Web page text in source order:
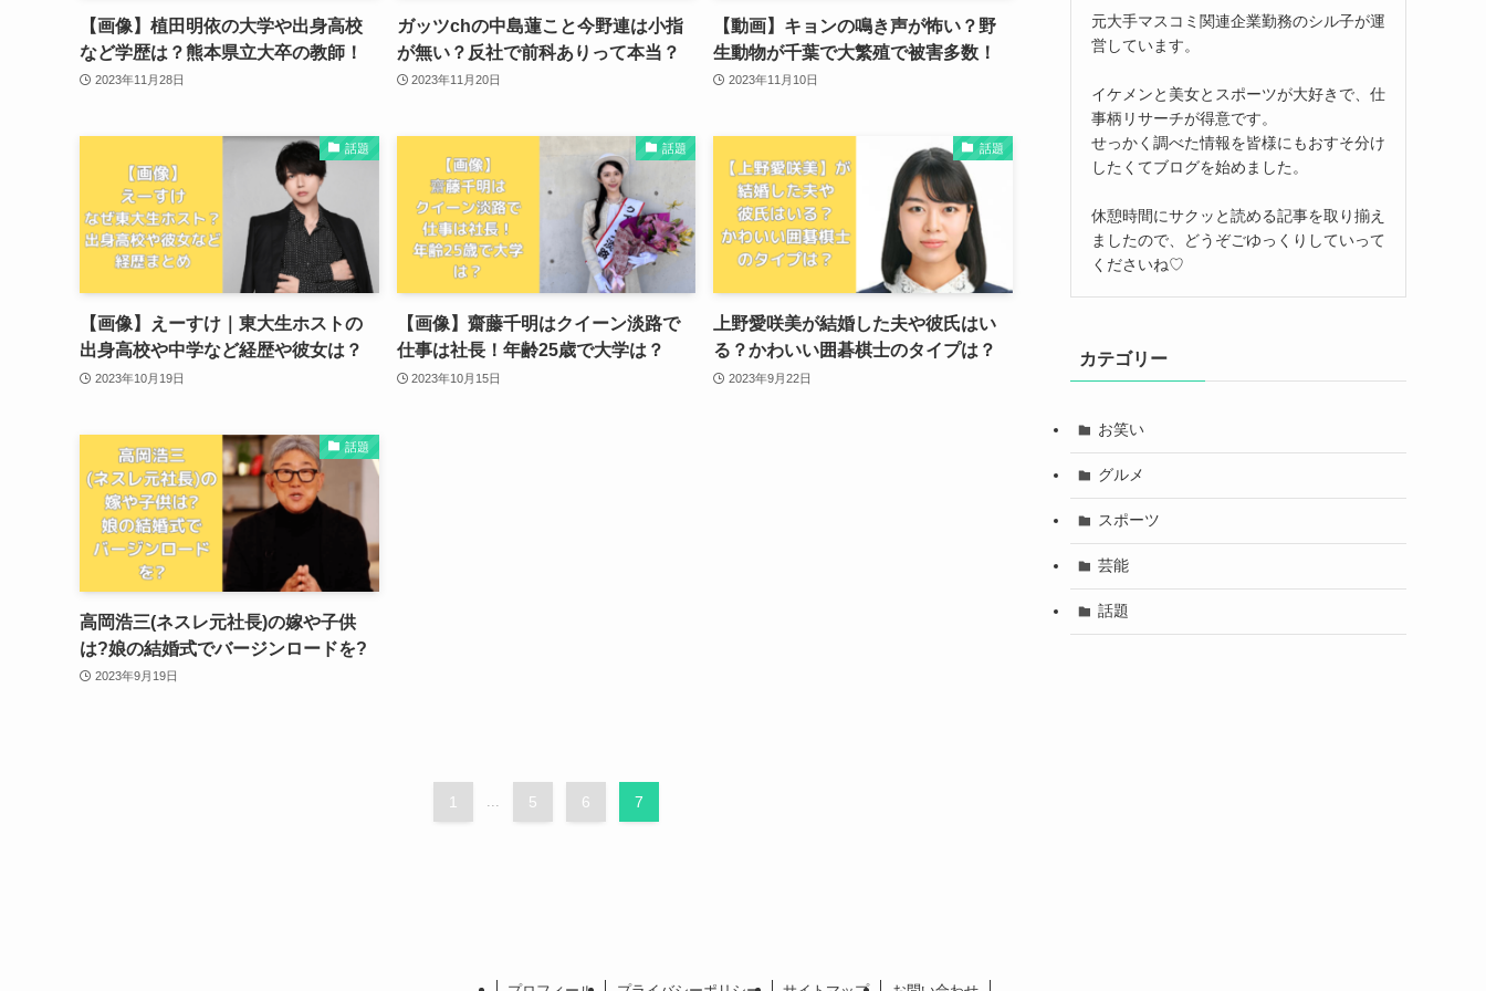
【画像】植田明依の大学や出身高校
など学歴は？熊本県立大卒の教師！
2023年11月28日
ガッツchの中島蓮こと今野連は小指
が無い？反社で前科ありって本当？
2023年11月20日
【動画】キョンの鳴き声が怖い？野
生動物が千葉で大繁殖で被害多数！
2023年11月10日
話題
【画像】えーすけ｜東大生ホストの
出身高校や中学など経歴や彼女は？
2023年10月19日
話題
【画像】齋藤千明はクイーン淡路で
仕事は社長！年齢25歳で大学は？
2023年10月15日
話題
上野愛咲美が結婚した夫や彼氏はい
る？かわいい囲碁棋士のタイプは？
2023年9月22日
話題
高岡浩三(ネスレ元社長)の嫁や子供
は?娘の結婚式でバージンロードを?
2023年9月19日
1 ... 5 6 7
元大手マスコミ関連企業勤務のシル子が運
営しています。
イケメンと美女とスポーツが大好きで、仕
事柄リサーチが得意です。
せっかく調べた情報を皆様にもおすそ分け
したくてブログを始めました。
休憩時間にサクッと読める記事を取り揃え
ましたので、どうぞごゆっくりしていって
くださいね♡
カテゴリー
お笑い
グルメ
スポーツ
芸能
話題